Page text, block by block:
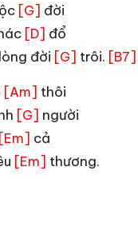
[G] đời
[D] đổ
đời [G] trôi. [B7]
[Am] thôi
[G] người
[Em] cả
[Em] thương.